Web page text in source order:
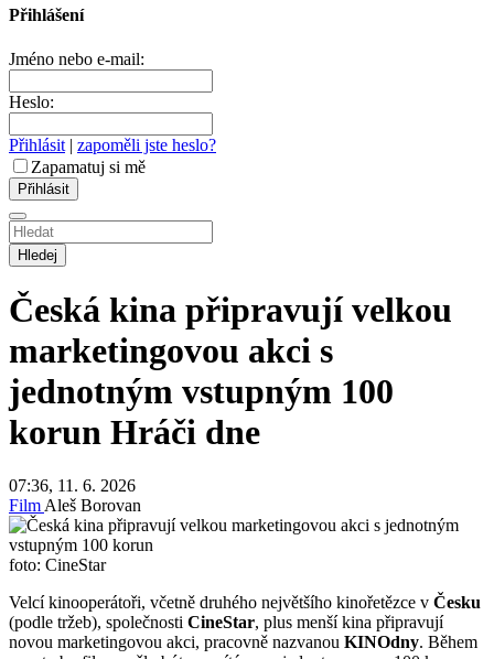
Přihlášení
Jméno nebo e-mail:
Heslo:
Přihlásit | zapoměli jste heslo?
Zapamatuj si mě
Hledej
Česká kina připravují velkou
marketingovou akci s
jednotným vstupným 100
korun Hráči dne
07:36, 11. 6. 2026
FilmAleš Borovan
foto: CineStar
Velcí kinooperátoři, včetně druhého největšího kinořetězce v Česku
(podle tržeb), společnosti CineStar, plus menší kina připravují
novou marketingovou akci, pracovně nazvanou KINOdny. Během